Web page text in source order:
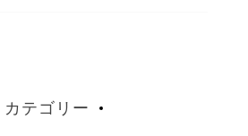
カテゴリー